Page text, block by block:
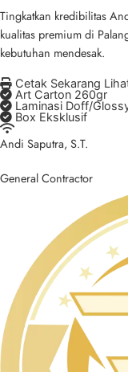
Tingkatkan kredibilitas
kualitas premium di
kebutuhan mendesak.
Cetak Sekarang
Art Carton 260gr
Laminasi Doff/
Box Eksklusif
Andi Saputra, S.T.
General Contractor